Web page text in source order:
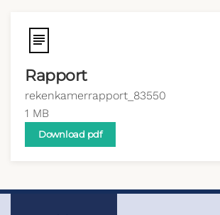
Rapport
rekenkamerrapport_83550
1 MB
Download pdf